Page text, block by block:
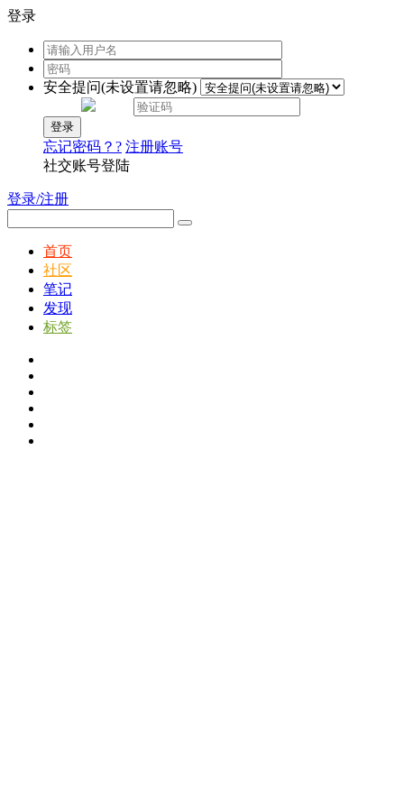
登录
安全提问(未设置请忽略)
登录
忘记密码？? 注册账号
社交账号登陆
登录/注册
首页
社区
笔记
发现
标签